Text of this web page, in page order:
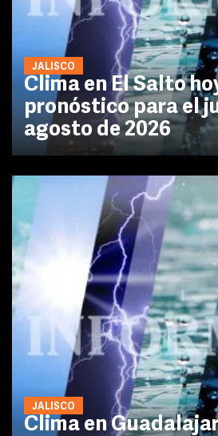
JALISCO
Clima en El Salto
pronóstico para el
agosto de 2026
JALISCO
Clima en